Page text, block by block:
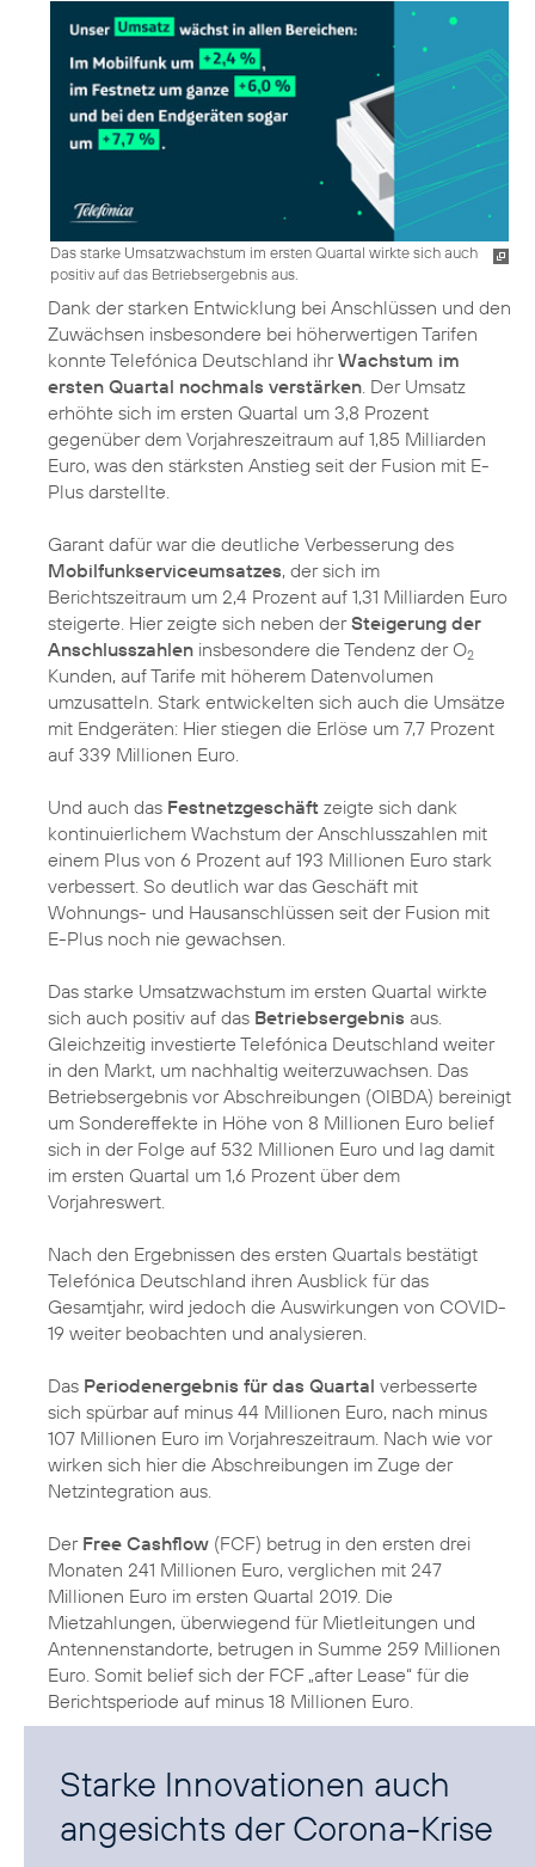
Das starke Umsatzwachstum im ersten Quartal wirkte sich auch
positiv auf das Betriebsergebnis aus.
Dank der starken Entwicklung bei Anschlüssen und den
Zuwächsen insbesondere bei höherwertigen Tarifen
konnte Telefónica Deutschland ihrWachstum im
ersten Quartal nochmals verstärken . Der Umsatz
erhöhte sich im ersten Quartal um 3,8 Prozent
gegenüber dem Vorjahreszeitraum auf 1,85 Milliarden
Euro, was den stärksten Anstieg seit der Fusion mit E-
Plus darstellte.
Garant dafür war die deutliche Verbesserung des
Mobilfunkserviceumsatzes, der sich im
Berichtszeitraum um 2,4 Prozent auf 1,31 Milliarden Euro
steigerte. Hier zeigte sich neben derSteigerung der
Anschlusszahlen insbesondere die Tendenz der O2
Kunden, auf Tarife mit höherem Datenvolumen
umzusatteln. Stark entwickelten sich auch die Umsätze
mit Endgeräten: Hier stiegen die Erlöse um 7,7 Prozent
auf 339 Millionen Euro.
Und auch das Festnetzgeschäft zeigte sich dank
kontinuierlichem Wachstum der Anschlusszahlen mit
einem Plus von 6 Prozent auf 193 Millionen Euro stark
verbessert. So deutlich war das Geschäft mit
Wohnungs- und Hausanschlüssen seit der Fusion mit
E-Plus noch nie gewachsen.
Das starke Umsatzwachstum im ersten Quartal wirkte
sich auch positiv auf das Betriebsergebnis aus.
Gleichzeitig investierte Telefónica Deutschland weiter
in den Markt, um nachhaltig weiterzuwachsen. Das
Betriebsergebnis vor Abschreibungen (OIBDA) bereinigt
um Sondereffekte in Höhe von 8 Millionen Euro belief
sich in der Folge auf 532 Millionen Euro und lag damit
im ersten Quartal um 1,6 Prozent über dem
Vorjahreswert.
Nach den Ergebnissen des ersten Quartals bestätigt
Telefónica Deutschland ihren Ausblick für das
Gesamtjahr, wird jedoch die Auswirkungen von COVID-
19 weiter beobachten und analysieren.
Das Periodenergebnis für das Quartal verbesserte
sich spürbar auf minus 44 Millionen Euro, nach minus
107 Millionen Euro im Vorjahreszeitraum. Nach wie vor
wirken sich hier die Abschreibungen im Zuge der
Netzintegration aus.
Der Free Cashflow (FCF) betrug in den ersten drei
Monaten 241 Millionen Euro, verglichen mit 247
Millionen Euro im ersten Quartal 2019. Die
Mietzahlungen, überwiegend für Mietleitungen und
Antennenstandorte, betrugen in Summe 259 Millionen
Euro. Somit belief sich der FCF „after Lease“ für die
Berichtsperiode auf minus 18 Millionen Euro.
Starke Innovationen auch
angesichts der Corona-Krise